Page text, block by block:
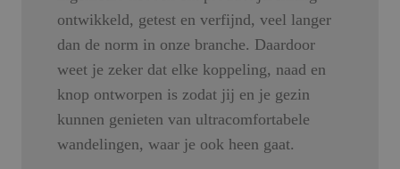
ontwikkeld, getest en verfijnd, veel langer
dan de norm in onze branche. Daardoor
weet je zeker dat elke koppeling, naad en
knop ontworpen is zodat jij en je gezin
kunnen genieten van ultracomfortabele
wandelingen, waar je ook heen gaat.